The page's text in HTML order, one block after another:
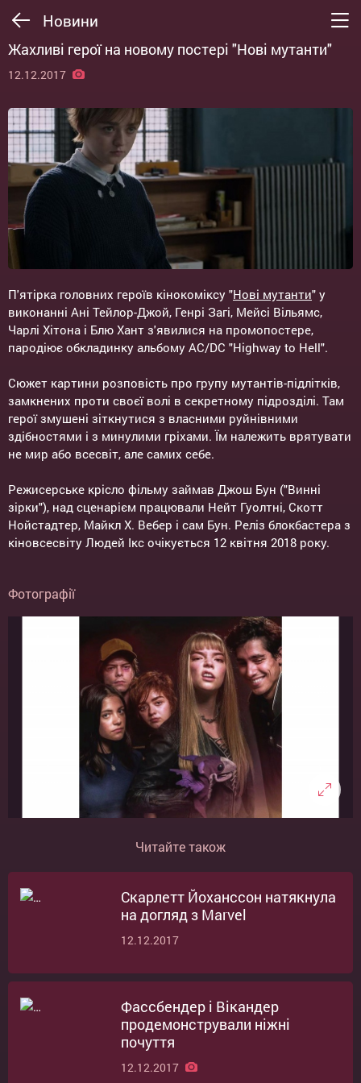
Новини
Жахливі герої на новому постері "Нові мутанти"
12.12.2017
П'ятірка головних героїв кінокоміксу "Нові мутанти" у
виконанні Ані Тейлор-Джой, Генрі Загі, Мейсі Вільямс,
Чарлі Хітона і Блю Хант з'явилися на промопостере,
пародіює обкладинку альбому AC/DC "Highway to Hell".
Сюжет картини розповість про групу мутантів-підлітків,
замкнених проти своєї волі в секретному підрозділі. Там
герої змушені зіткнутися з власними руйнівними
здібностями і з минулими гріхами. Їм належить врятувати
не мир або всесвіт, але самих себе.
Режисерське крісло фільму займав Джош Бун ("Винні
зірки"), над сценарієм працювали Нейт Гуолтні, Скотт
Нойстадтер, Майкл Х. Вебер і сам Бун. Реліз блокбастера з
кіновсесвіту Людей Ікс очікується 12 квітня 2018 року.
Фотографії
Читайте також
Скарлетт Йоханссон натякнула
на догляд з Marvel
12.12.2017
Фассбендер і Вікандер
продемонстрували ніжні
почуття
12.12.2017